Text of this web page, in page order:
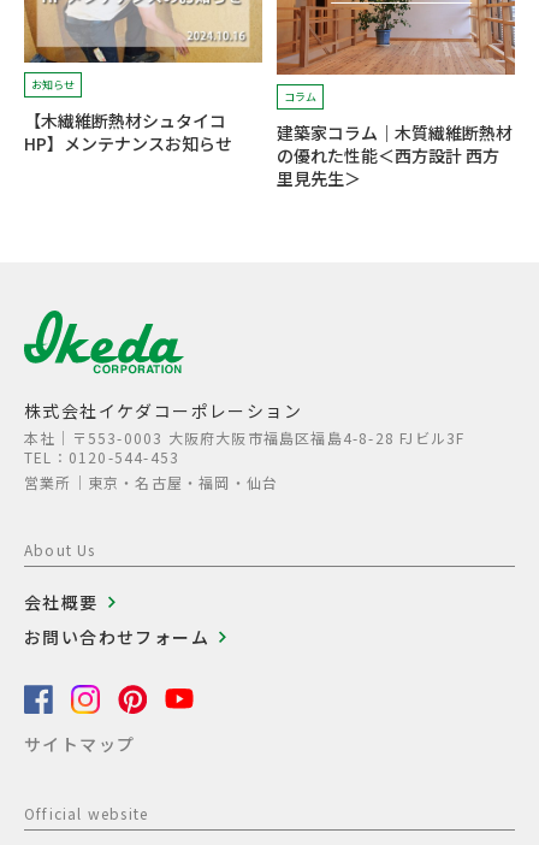
お知らせ
【木繊維断熱材シュタイコ
HP】メンテナンスお知らせ
コラム
建築家コラム｜木質繊維断熱材
の優れた性能＜西方設計 西方
里見先生＞
株式会社イケダコーポレーション
本社│〒553-0003 大阪府大阪市福島区福島4-8-28 FJビル3F
TEL：0120-544-453
営業所│東京・名古屋・福岡・仙台
About Us
会社概要
お問い合わせフォーム
サイトマップ
Official website